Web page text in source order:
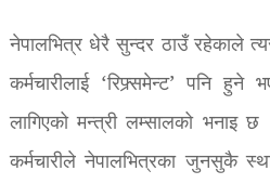
नेपालभित्र धेरै सुन्दर ठाउँ रहेकाले
कर्मचारीलाई ‘रिफ्र्समेन्ट’ पनि
लागिएको मन्त्री लम्सालको भनाइ
कर्मचारीले नेपालभित्रका जुनसुकै